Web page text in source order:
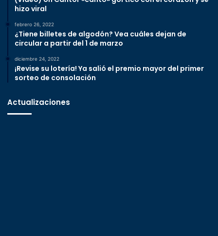
hizo viral
febrero 26, 2022
¿Tiene billetes de algodón? Vea cuáles dejan de
circular a partir del 1 de marzo
diciembre 24, 2022
¡Revise su lotería! Ya salió el premio mayor del primer
sorteo de consolación
Actualizaciones